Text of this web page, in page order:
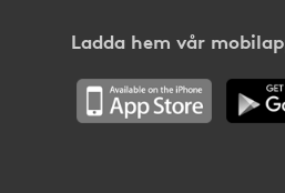
Ladda hem vår